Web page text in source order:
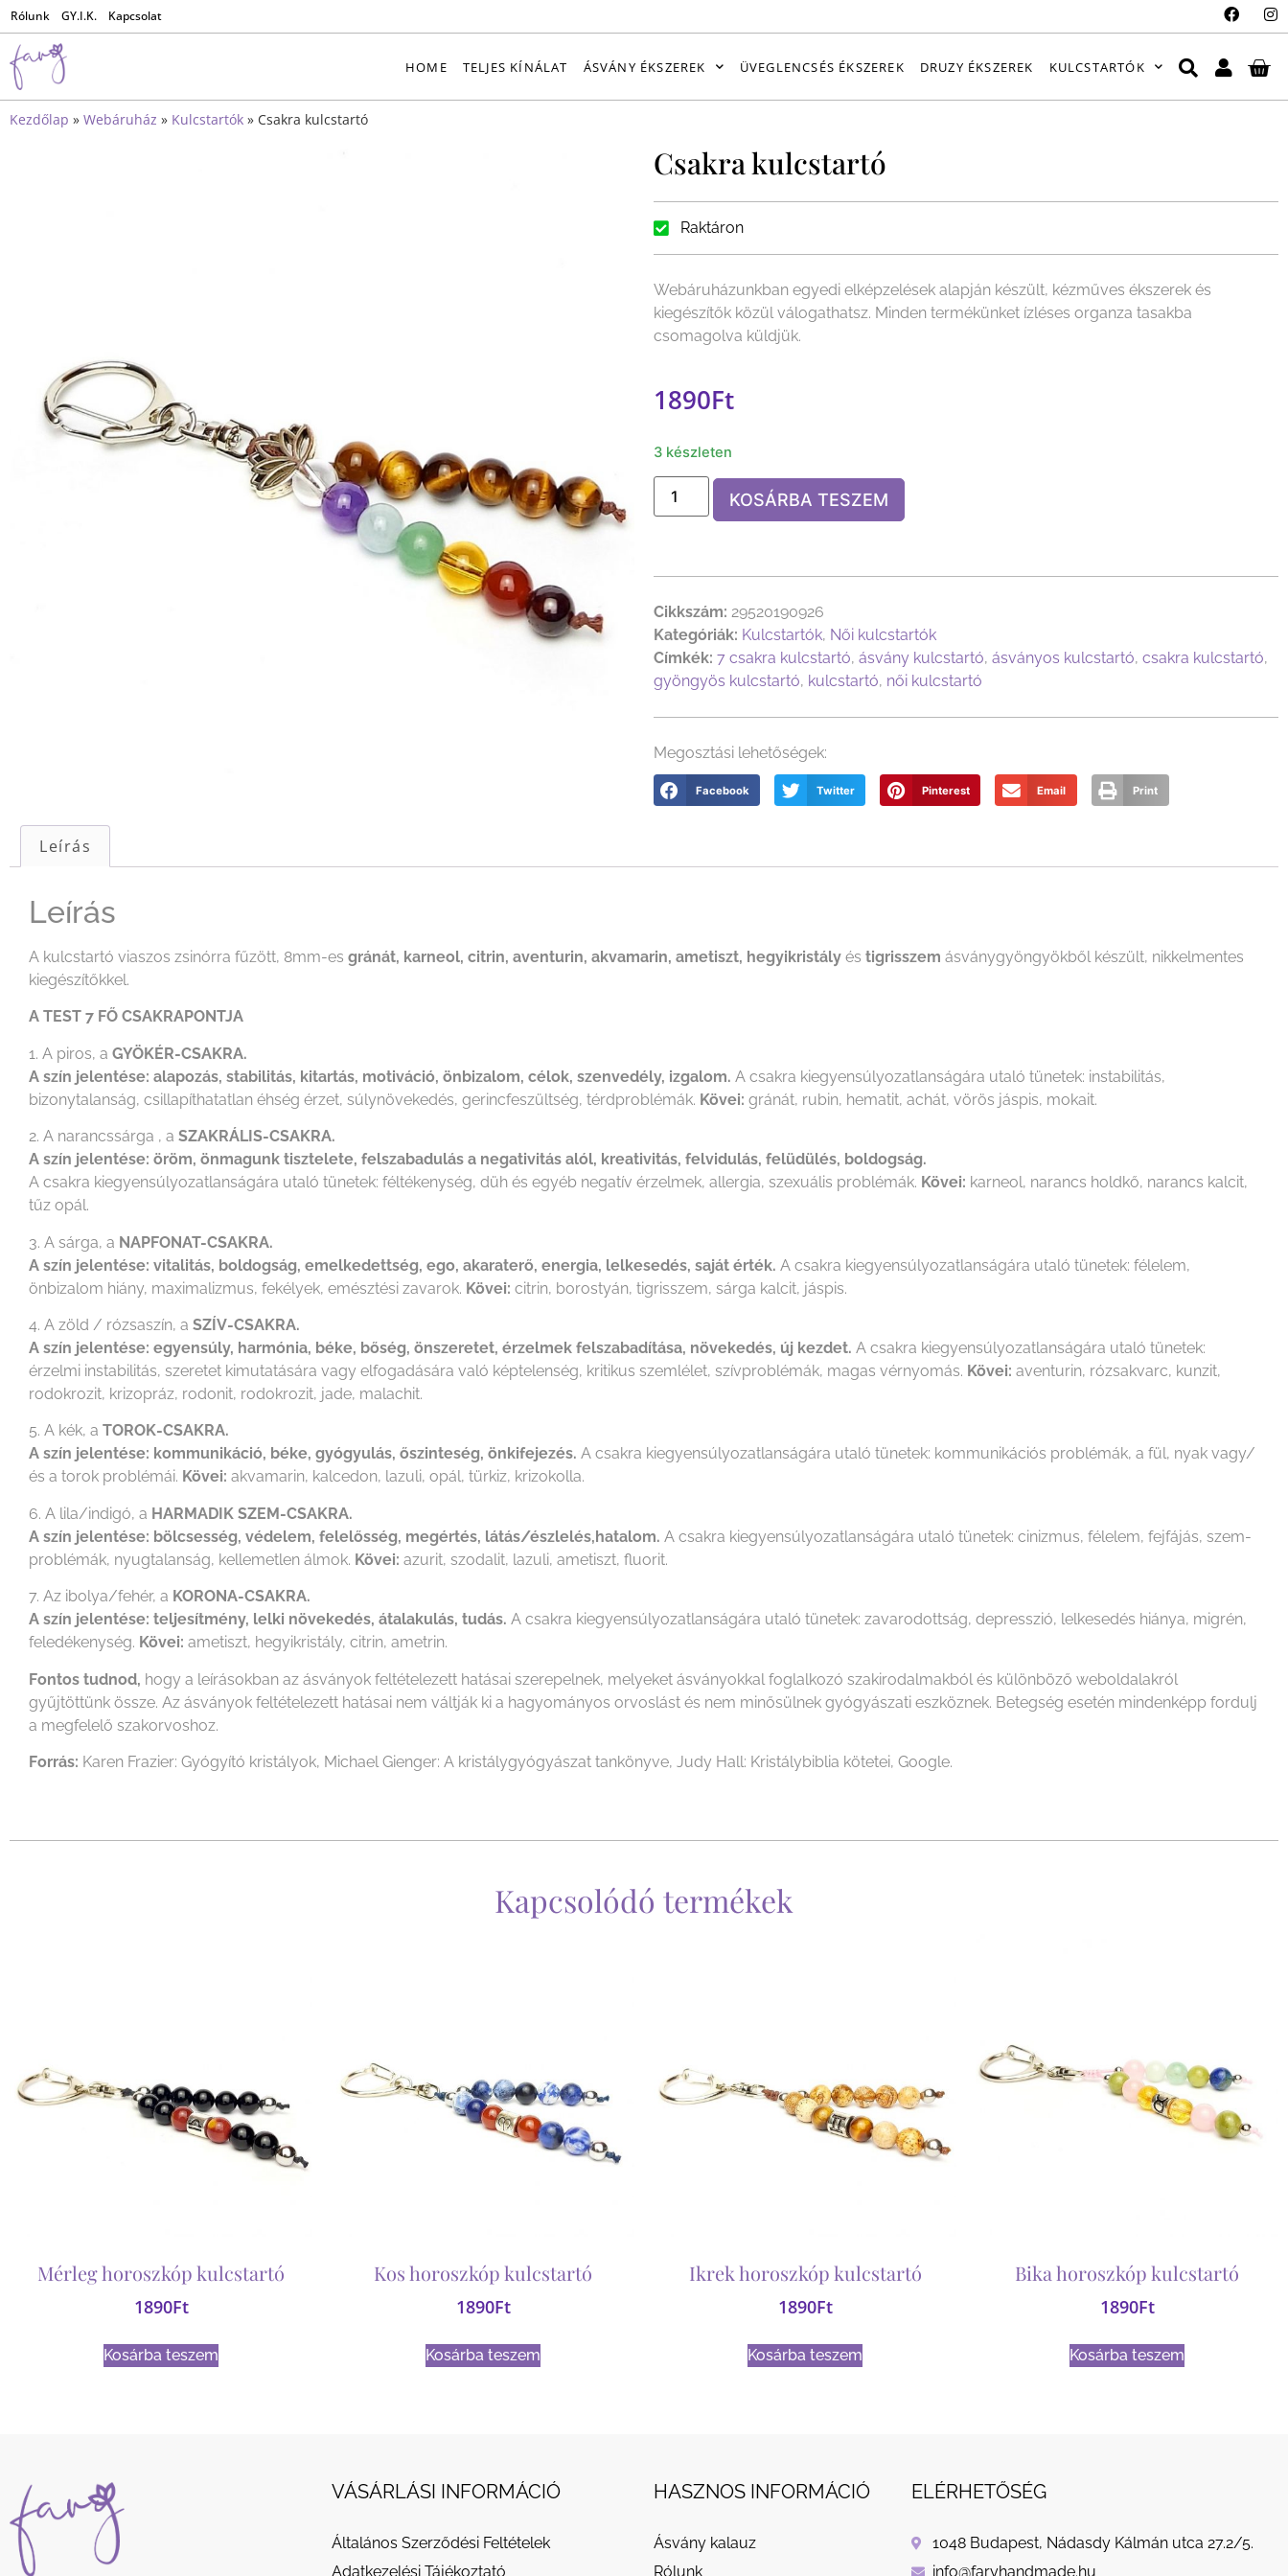
Rólunk GY.I.K. Kapcsolat
HOME TELJES KÍNÁLAT ÁSVÁNY ÉKSZEREK ÜVEGLENCSÉS ÉKSZEREK DRUZY ÉKSZEREK KULCSTARTÓK
Kezdőlap » Webáruház » Kulcstartók » Csakra kulcstartó
Csakra kulcstartó
Raktáron
Webáruházunkban egyedi elképzelések alapján készült, kézműves ékszerek és
kiegészítők közül válogathatsz. Minden termékünket ízléses organza tasakba
csomagolva küldjük.
1890Ft
3 készleten
KOSÁRBA TESZEM
Cikkszám: 29520190926
Kategóriák: Kulcstartók, Női kulcstartók
Címkék: 7 csakra kulcstartó, ásvány kulcstartó, ásványos kulcstartó, csakra kulcstartó,
gyöngyös kulcstartó, kulcstartó, női kulcstartó
Megosztási lehetőségek:
Facebook Twitter Pinterest Email Print
Leírás
Leírás
A kulcstartó viaszos zsinórra fűzött, 8mm-es gránát, karneol, citrin, aventurin, akvamarin, ametiszt, hegyikristály és tigrisszem ásványgyöngyökből készült, nikkelmentes
kiegészítőkkel.
A TEST 7 FŐ CSAKRAPONTJA
1. A piros, a GYÖKÉR-CSAKRA.
A szín jelentése: alapozás, stabilitás, kitartás, motiváció, önbizalom, célok, szenvedély, izgalom. A csakra kiegyensúlyozatlanságára utaló tünetek: instabilitás,
bizonytalanság, csillapíthatatlan éhség érzet, súlynövekedés, gerincfeszültség, térdproblémák. Kövei: gránát, rubin, hematit, achát, vörös jáspis, mokait.
2. A narancssárga , a SZAKRÁLIS-CSAKRA.
A szín jelentése: öröm, önmagunk tisztelete, felszabadulás a negativitás alól, kreativitás, felvidulás, felüdülés, boldogság.
A csakra kiegyensúlyozatlanságára utaló tünetek: féltékenység, düh és egyéb negatív érzelmek, allergia, szexuális problémák. Kövei: karneol, narancs holdkő, narancs kalcit,
tűz opál.
3. A sárga, a NAPFONAT-CSAKRA.
A szín jelentése: vitalitás, boldogság, emelkedettség, ego, akaraterő, energia, lelkesedés, saját érték. A csakra kiegyensúlyozatlanságára utaló tünetek: félelem,
önbizalom hiány, maximalizmus, fekélyek, emésztési zavarok. Kövei: citrin, borostyán, tigrisszem, sárga kalcit, jáspis.
4. A zöld / rózsaszín, a SZÍV-CSAKRA.
A szín jelentése: egyensúly, harmónia, béke, bőség, önszeretet, érzelmek felszabadítása, növekedés, új kezdet. A csakra kiegyensúlyozatlanságára utaló tünetek:
érzelmi instabilitás, szeretet kimutatására vagy elfogadására való képtelenség, kritikus szemlélet, szívproblémák, magas vérnyomás. Kövei: aventurin, rózsakvarc, kunzit,
rodokrozit, krizopráz, rodonit, rodokrozit, jade, malachit.
5. A kék, a TOROK-CSAKRA.
A szín jelentése: kommunikáció, béke, gyógyulás, őszinteség, önkifejezés. A csakra kiegyensúlyozatlanságára utaló tünetek: kommunikációs problémák, a fül, nyak vagy/
és a torok problémái. Kövei: akvamarin, kalcedon, lazuli, opál, türkiz, krizokolla.
6. A lila/indigó, a HARMADIK SZEM-CSAKRA.
A szín jelentése: bölcsesség, védelem, felelősség, megértés, látás/észlelés,hatalom. A csakra kiegyensúlyozatlanságára utaló tünetek: cinizmus, félelem, fejfájás, szem-
problémák, nyugtalanság, kellemetlen álmok. Kövei: azurit, szodalit, lazuli, ametiszt, fluorit.
7. Az ibolya/fehér, a KORONA-CSAKRA.
A szín jelentése: teljesítmény, lelki növekedés, átalakulás, tudás. A csakra kiegyensúlyozatlanságára utaló tünetek: zavarodottság, depresszió, lelkesedés hiánya, migrén,
feledékenység. Kövei: ametiszt, hegyikristály, citrin, ametrin.
Fontos tudnod, hogy a leírásokban az ásványok feltételezett hatásai szerepelnek, melyeket ásványokkal foglalkozó szakirodalmakból és különböző weboldalakról
gyűjtöttünk össze. Az ásványok feltételezett hatásai nem váltják ki a hagyományos orvoslást és nem minősülnek gyógyászati eszköznek. Betegség esetén mindenképp fordulj
a megfelelő szakorvoshoz.
Forrás: Karen Frazier: Gyógyító kristályok, Michael Gienger: A kristálygyógyászat tankönyve, Judy Hall: Kristálybiblia kötetei, Google.
Kapcsolódó termékek
Mérleg horoszkóp kulcstartó
1890Ft
Kosárba teszem
Kos horoszkóp kulcstartó
1890Ft
Kosárba teszem
Ikrek horoszkóp kulcstartó
1890Ft
Kosárba teszem
Bika horoszkóp kulcstartó
1890Ft
Kosárba teszem
VÁSÁRLÁSI INFORMÁCIÓ
Általános Szerződési Feltételek
Adatkezelési Tájékoztató
HASZNOS INFORMÁCIÓ
Ásvány kalauz
Rólunk
ELÉRHETŐSÉG
1048 Budapest, Nádasdy Kálmán utca 27.2/5.
info@faryhandmade.hu